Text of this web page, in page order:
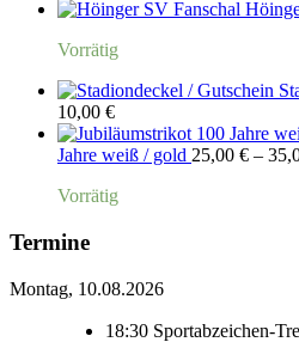
Vorrätig
10,00 €
Jahre weiß / gold 25,00 € –
Vorrätig
Termine
Montag, 10.08.2026
18:30 Sportabzeichen-